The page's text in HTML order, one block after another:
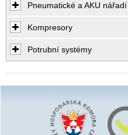
Pneumatické a AKU nářadí
Kompresory
Potrubní systémy